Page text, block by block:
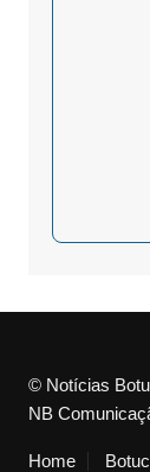
© Notícias
NB
Home